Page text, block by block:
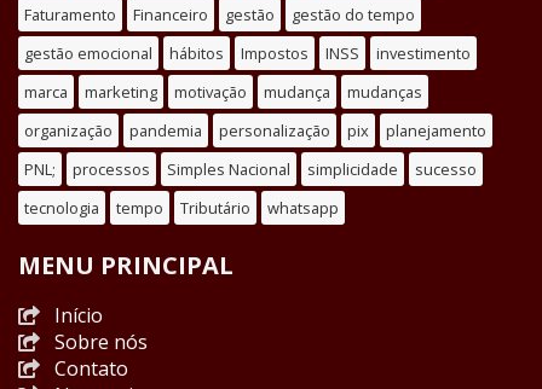
Faturamento
Financeiro gestão
gestão do tempo
gestão emocional
hábitos Impostos INSS
investimento
marca
marketing motivação mudança
mudanças
organização
pandemia personalização pix
planejamento
PNL;
processos Simples Nacional simplicidade
sucesso
tecnologia
tempo Tributário whatsapp
MENU PRINCIPAL
Início
Sobre nós
Contato